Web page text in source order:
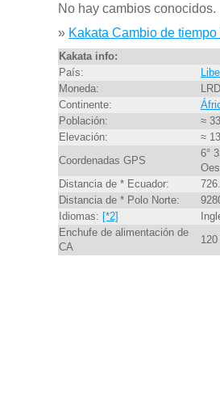
No hay cambios conocidos.
» Kakata Cambio de
Kakata info:
País:
Moneda:
Continente:
Población:
≈
Elevación:
≈
Coordenadas GPS
6°
Distancia de * Ecuador:
Distancia de * Polo Norte:
Idiomas: [*2]
Enchufe de alimentación de
CA
120